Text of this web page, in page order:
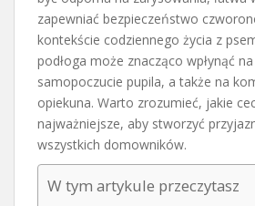
zapewniać bezpieczeństwo
kontekście codziennego życia z
podłoga może znacząco wpłynąć
samopoczucie pupila, a także na
opiekuna. Warto zrozumieć, jakie
najważniejsze, aby stworzyć
wszystkich domowników.
W tym artykule przeczytasz